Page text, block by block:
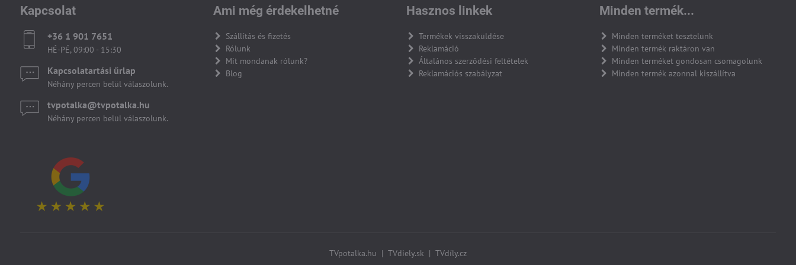
Kapcsolat
+36 1 901 7651
HÉ-PÉ, 09:00 - 15:30
Kapcsolatartási űrlap
Néhány percen belül válaszolunk.
tvpotalka​@tvpotalka​.hu
Néhány percen belül válaszolunk.
Ami még érdekelhetné
Szállítás és fizetés
Rólunk
Mit mondanak rólunk?
Blog
Hasznos linkek
Termékek visszaküldése
Reklamáció
Általános szerződési feltételek
Reklamációs szabályzat
Minden termék...
Minden terméket tesztelünk
Minden termék raktáron van
Minden terméket gondosan csomagolunk
Minden termék azonnal kiszállítva
TVpotalka.hu | TVdiely.sk | TVdíly.cz